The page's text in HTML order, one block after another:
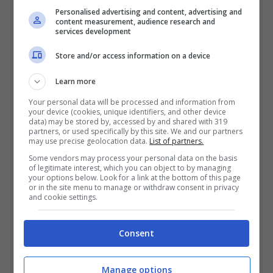
esplosiva
Barbara D’urso (screenshot Instagram)
Una splendida giornata per i fan di
Personalised advertising and content, advertising and
content measurement, audience research and
services development
Store and/or access information on a device
Learn more
Your personal data will be processed and information from
your device (cookies, unique identifiers, and other device
data) may be stored by, accessed by and shared with 319
partners, or used specifically by this site. We and our partners
may use precise geolocation data. List of partners.
Some vendors may process your personal data on the basis
of legitimate interest, which you can object to by managing
your options below. Look for a link at the bottom of this page
or in the site menu to manage or withdraw consent in privacy
and cookie settings.
Consent
Manage options